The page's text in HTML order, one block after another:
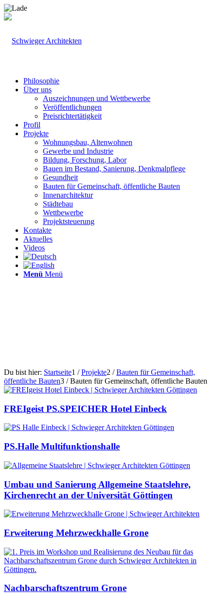
Philosophie
Über uns
Auszeichnungen und Wettbewerbe
Veröffentlichungen
Preisrichtertätigkeit
Profil
Projekte
Wohnungsbau, Altenwohnen
Gewerbe und Industrie
Bildung, Forschung, Labor
Bauen im Bestand, Sanierung, Denkmalpflege
Gesundheit
Bauten für Gemeinschaft, öffentliche Bauten
Innenarchitektur
Städtebau
Wettbewerbe
Projektsteuerung
Kontakte
Aktuelles
Videos
Menü Menü
Du bist hier: Startseite1 / Projekte2 / Bauten für Gemeinschaft,
öffentliche Bauten3 / Bauten für Gemeinschaft, öffentliche Bauten
FREIgeist PS.SPEICHER Hotel Einbeck
PS.Halle Multifunktionshalle
Umbau und Sanierung Allgemeine Staatslehre,
Kirchenrecht an der Universität Göttingen
Erweiterung Mehrzweckhalle Grone
Nachbarschaftszentrum Grone